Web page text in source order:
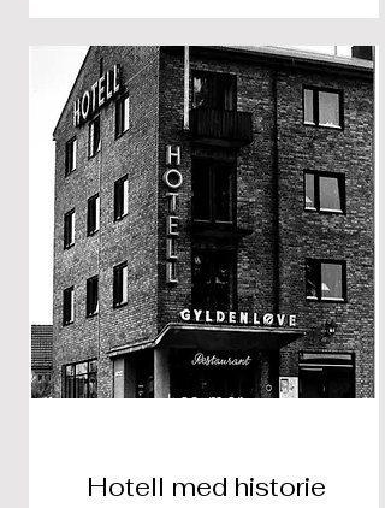
Les mer
Hotell med historie